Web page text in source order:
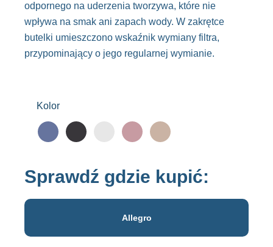
odpornego na uderzenia tworzywa, które nie
wpływa na smak ani zapach wody. W zakrętce
butelki umieszczono wskaźnik wymiany filtra,
przypominający o jego regularnej wymianie.
Kolor
Sprawdź gdzie kupić:
Allegro